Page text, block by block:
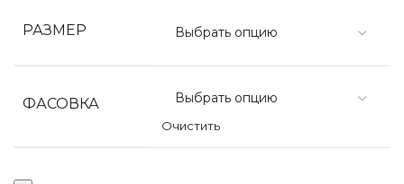
РАЗМЕР
ФАСОВКА
Очистить